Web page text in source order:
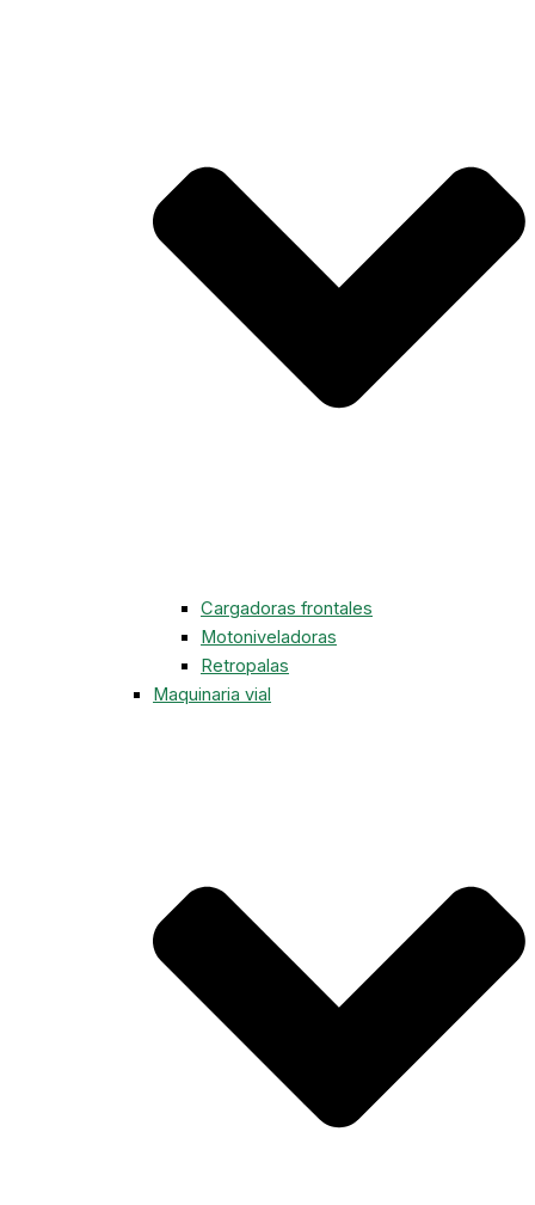
Cargadoras frontales
Motoniveladoras
Retropalas
Maquinaria vial